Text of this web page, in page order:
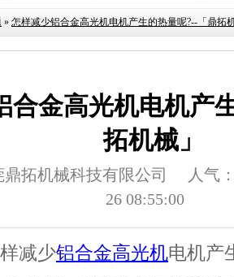
» 怎样减少铝合金高光机电机产生的热量呢?--「鼎拓
合金高光机电机产
拓机械」
拓机械科技有限公司
人气
26 08:55:00
减少铝合金高光机电机产